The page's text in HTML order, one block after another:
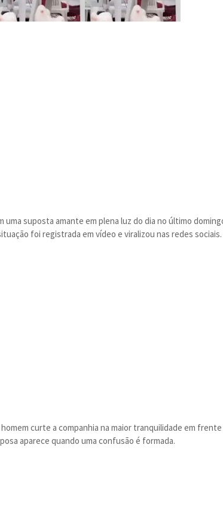
uma suposta amante em plena luz do dia no último
foi registrada em vídeo e viralizou nas redes sociais.
curte a companhia na maior tranquilidade em
aparece quando uma confusão é formada.